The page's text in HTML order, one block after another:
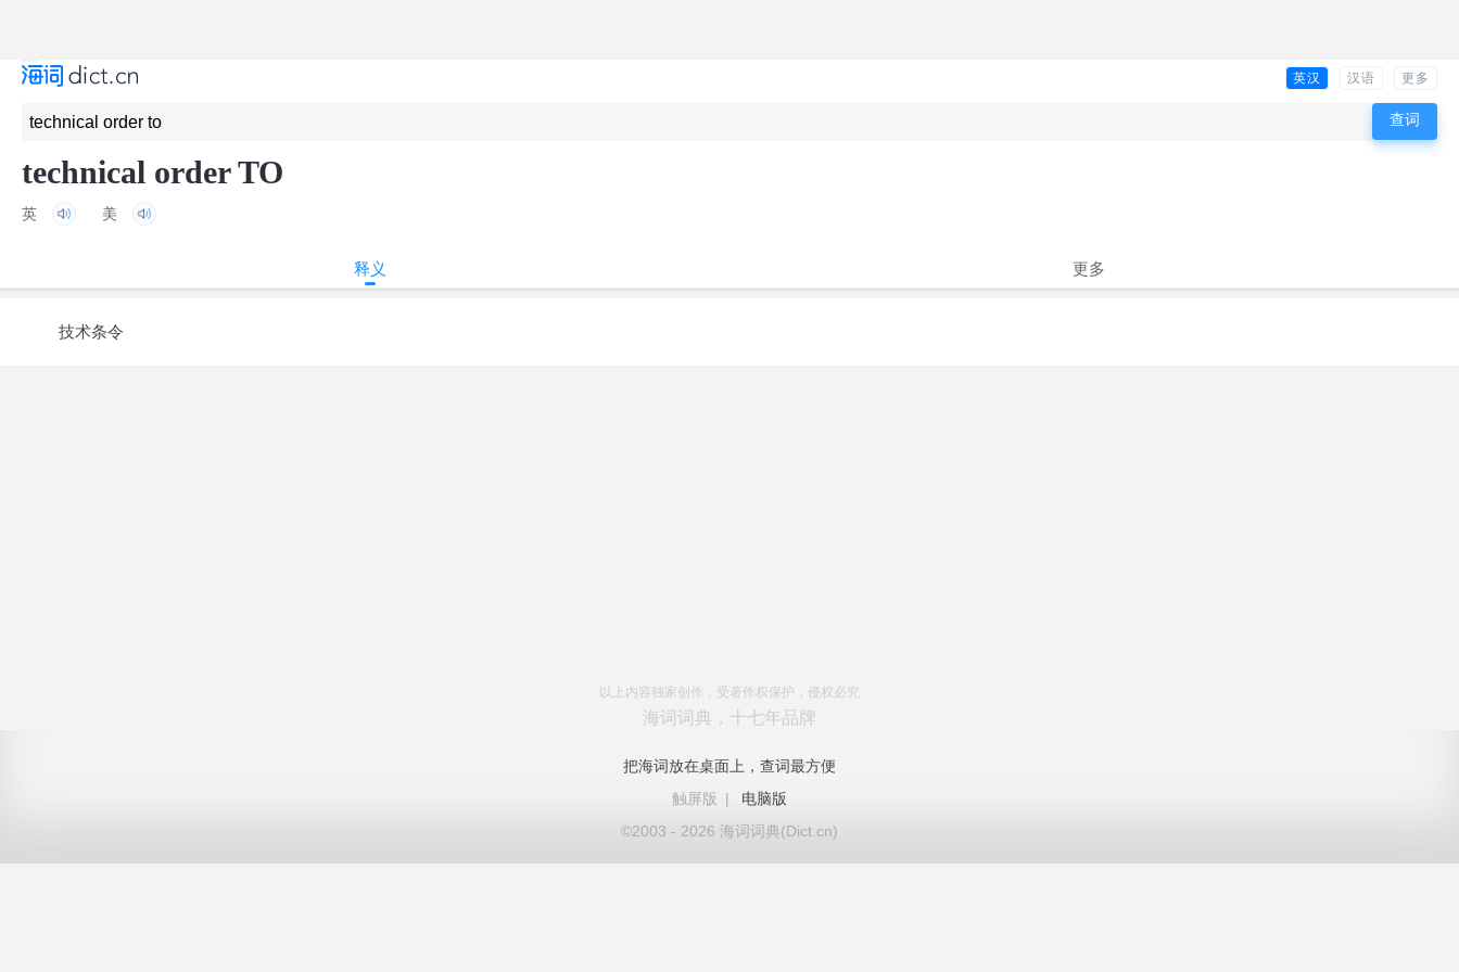
英汉 汉语 更多
technical order TO
英 美
释义 更多
技术条令
以上内容独家创作，受著作权保护，侵权必究
海词词典，十七年品牌
把海词放在桌面上，查词最方便
触屏版
|
电脑版
©2003 - 2026 海词词典(Dict.cn)